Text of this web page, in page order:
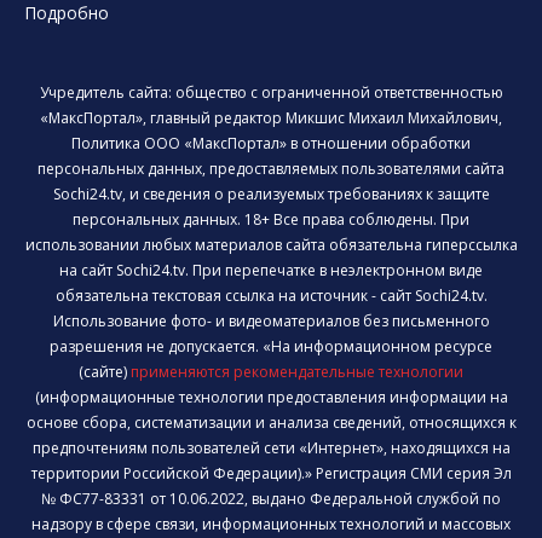
Подробно
Учредитель сайта: общество с ограниченной ответственностью
«МаксПортал», главный редактор Микшис Михаил Михайлович,
Политика ООО «МаксПортал» в отношении обработки
персональных данных, предоставляемых пользователями сайта
Sochi24.tv, и сведения о реализуемых требованиях к защите
персональных данных. 18+ Все права соблюдены. При
использовании любых материалов сайта обязательна гиперссылка
на сайт Sochi24.tv. При перепечатке в неэлектронном виде
обязательна текстовая ссылка на источник - сайт Sochi24.tv.
Использование фото- и видеоматериалов без письменного
разрешения не допускается. «На информационном ресурсе
(сайте) применяются рекомендательные технологии
(информационные технологии предоставления информации на
основе сбора, систематизации и анализа сведений, относящихся к
предпочтениям пользователей сети «Интернет», находящихся на
территории Российской Федерации).» Регистрация СМИ серия Эл
№ ФС77-83331 от 10.06.2022, выдано Федеральной службой по
надзору в сфере связи, информационных технологий и массовых